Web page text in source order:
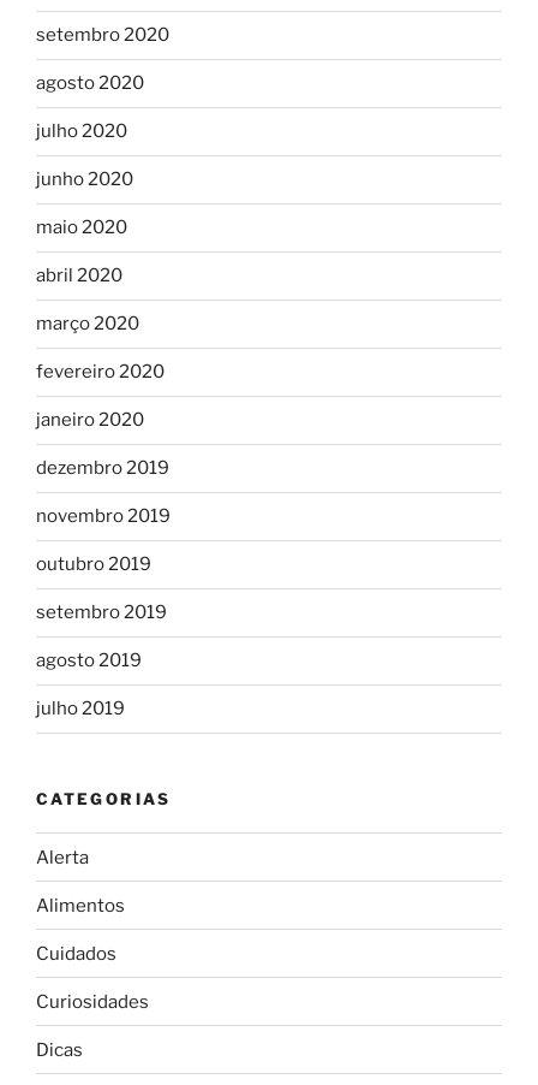
setembro 2020
agosto 2020
julho 2020
junho 2020
maio 2020
abril 2020
março 2020
fevereiro 2020
janeiro 2020
dezembro 2019
novembro 2019
outubro 2019
setembro 2019
agosto 2019
julho 2019
CATEGORIAS
Alerta
Alimentos
Cuidados
Curiosidades
Dicas